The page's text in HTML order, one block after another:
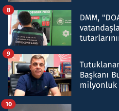
DMM,
8
Başkanı
milyonluk
9
10